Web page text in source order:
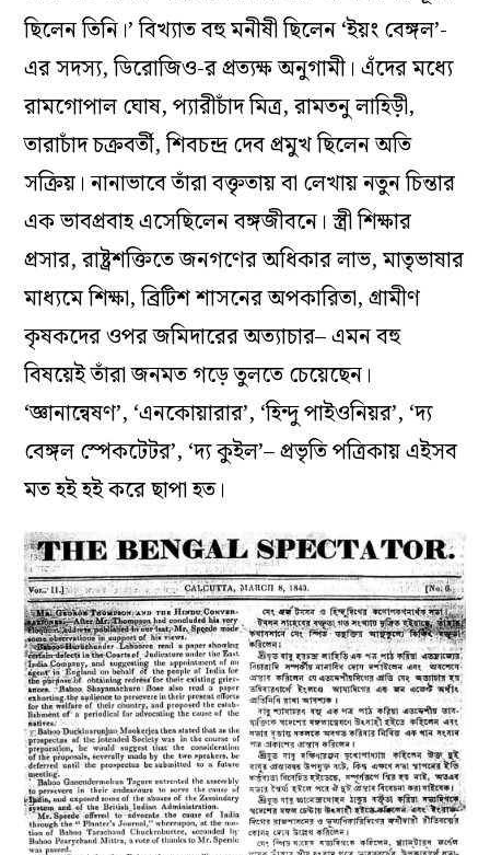
ছিলেন তিনি।’ বিখ্যাত বহু মনীষী ছিলেন ‘ইয়ং বেঙ্গল’-
এর সদস্য, ডিরোজিও-র প্রত্যক্ষ অনুগামী। এঁদের মধ্যে
রামগোপাল ঘোষ, প্যারীচাঁদ মিত্র, রামতনু লাহিড়ী,
তারাচাঁদ চক্রবর্তী, শিবচন্দ্র দেব প্রমুখ ছিলেন অতি
সক্রিয়। নানাভাবে তাঁরা বক্তৃতায় বা লেখায় নতুন চিন্তার
এক ভাবপ্রবাহ এসেছিলেন বঙ্গজীবনে। স্ত্রী শিক্ষার
প্রসার, রাষ্ট্রশক্তিতে জনগণের অধিকার লাভ, মাতৃভাষার
মাধ‌্যমে শিক্ষা, ব্রিটিশ শাসনের অপকারিতা, গ্রামীণ
কৃষকদের ওপর জমিদারের অত‌্যাচার– এমন বহু
বিষয়েই তাঁরা জনমত গড়ে তুলতে চেয়েছেন।
‘জ্ঞানান্বেষণ’, ‘এনকোয়ারার’, ‘হিন্দু পাইওনিয়র’, ‘দ্য
বেঙ্গল স্পেকটেটর’, ‘দ‌্য কুইল’– প্রভৃতি পত্রিকায় এইসব
মত হই হই করে ছাপা হত।